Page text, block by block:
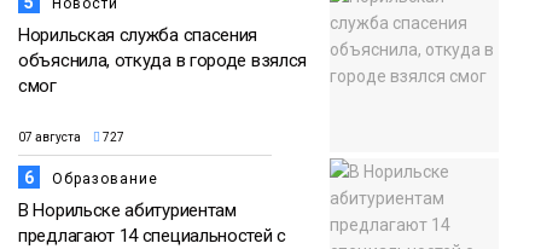
Новости
Норильская служба спасения
объяснила, откуда в городе взялся
смог
07 августа 727
6 Образование
В Норильске абитуриентам
предлагают 14 специальностей с